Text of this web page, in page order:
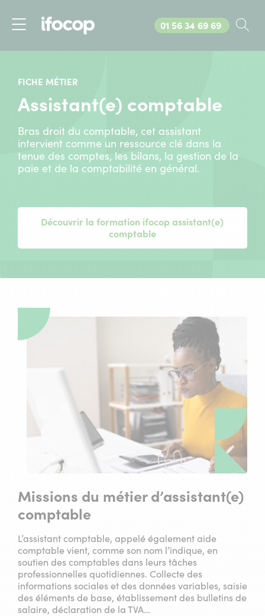
Menu
Appelez-nous au
01 56 34 69 69
FICHE MÉTIER
Assistant(e) comptable
Bras droit du comptable, cet assistant
intervient comme un ressource clé dans la
tenue des comptes, les bilans, la gestion de la
paie et de la comptabilité en général.
Découvrir la formation ifocop assistant(e)
comptable
Missions du métier d’assistant(e)
comptable
L’assistant comptable, appelé également aide
comptable vient, comme son nom l’indique, en
soutien des comptables dans leurs tâches
professionnelles quotidiennes. Collecte des
informations sociales et des données variables, saisie
des éléments de base, établissement des bulletins de
salaire, déclaration de la TVA…